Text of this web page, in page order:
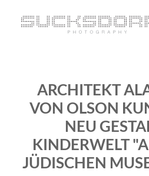
NON PORTRAIT
PERSONAL
CONTACT
ARCHITEKT
VON OLSON
NEU
KINDERWELT
JÜDISCHEN